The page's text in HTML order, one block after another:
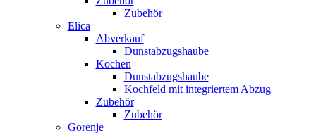
Zubehör
Elica
Abverkauf
Dunstabzugshaube
Kochen
Dunstabzugshaube
Kochfeld mit integriertem Abzug
Zubehör
Zubehör
Gorenje